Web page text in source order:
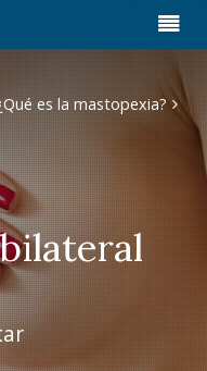
es la mastopexia?